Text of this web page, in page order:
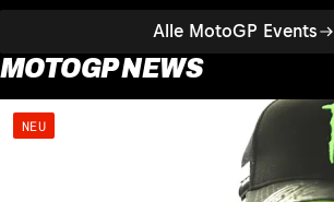
Alle MotoGP Events
MOTOGP NEWS
NEU